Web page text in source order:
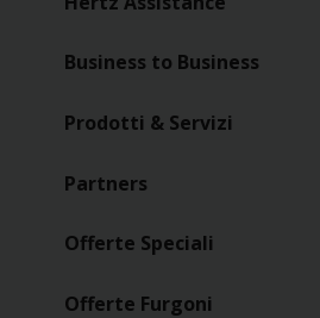
Business to Business
Prodotti & Servizi
Partners
Offerte Speciali
Offerte Furgoni